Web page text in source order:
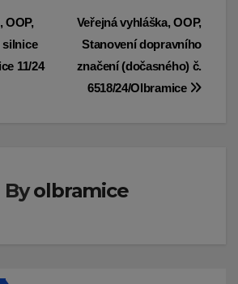
Veřejná vyhláška, OOP,
Stanovení dopravního
značení (dočasného) č.
6518/24/Olbramice
OOP,
silnice
11/24
Byolbramice